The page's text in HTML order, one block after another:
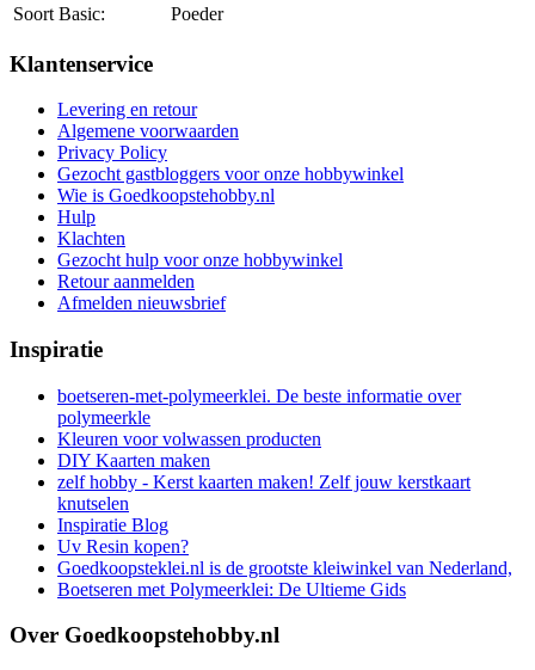
Soort Basic: Poeder
Klantenservice
Levering en retour
Algemene voorwaarden
Privacy Policy
Gezocht gastbloggers voor onze hobbywinkel
Wie is Goedkoopstehobby.nl
Hulp
Klachten
Gezocht hulp voor onze hobbywinkel
Retour aanmelden
Afmelden nieuwsbrief
Inspiratie
boetseren-met-polymeerklei. De beste informatie over
polymeerkle
Kleuren voor volwassen producten
DIY Kaarten maken
zelf hobby - Kerst kaarten maken! Zelf jouw kerstkaart
knutselen
Inspiratie Blog
Uv Resin kopen?
Goedkoopsteklei.nl is de grootste kleiwinkel van Nederland,
Boetseren met Polymeerklei: De Ultieme Gids
Over Goedkoopstehobby.nl